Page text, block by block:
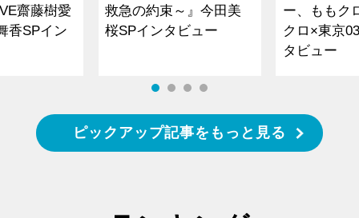
齋藤樹愛
香SPイン
救急の約束～』今田美
桜SPインタビュー
ー、ももク
クロ×東京
タビュー
ピックアップ記事をもっと見る